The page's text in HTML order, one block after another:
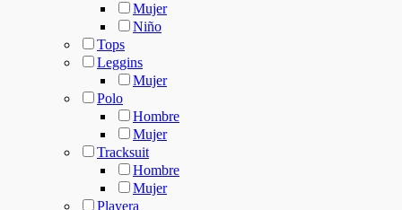
Mujer
Niño
Tops
Leggins
Mujer
Polo
Hombre
Mujer
Tracksuit
Hombre
Mujer
Playera